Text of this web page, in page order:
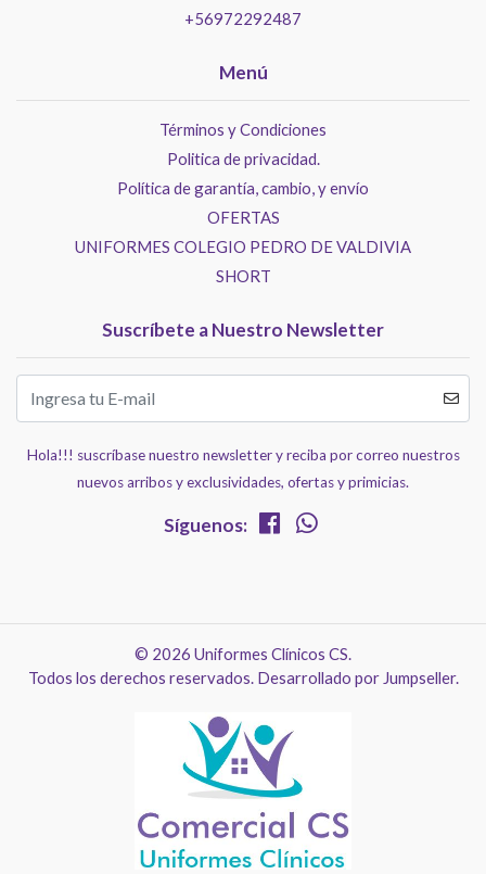
+56972292487
Menú
Términos y Condiciones
Politica de privacidad.
Política de garantía, cambio, y envío
OFERTAS
UNIFORMES COLEGIO PEDRO DE VALDIVIA
SHORT
Suscríbete a Nuestro Newsletter
Hola!!! suscríbase nuestro newsletter y reciba por correo nuestros
nuevos arribos y exclusividades, ofertas y primicias.
Síguenos:
© 2026 Uniformes Clínicos CS.
Todos los derechos reservados. Desarrollado por Jumpseller.